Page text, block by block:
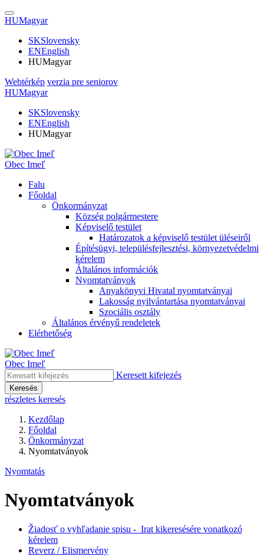
HUMagyar
SKSlovensky
ENEnglish
HUMagyar
Webtérkép verzia pre seniorov
HUMagyar
SKSlovensky
ENEnglish
HUMagyar
Obec Imeľ
Falu
Főoldal
Önkormányzat
Község polgármestere
Képviselő testület
Határozatok a képviselő testület üléseiről
Építésügyi, településfejlesztési, környezetvédelmi
kérelem
Általános információk
Nyomtatványok
Anyakönyvi Hivatal nyomtatványai
Lakosság nyilvántartása nyomtatványai
Szociális osztály
Általános érvényű rendeletek
Elérhetőség
Obec Imeľ
Keresett kifejezés
Keresés
részletes keresés
Kezdőlap
Főoldal
Önkormányzat
Nyomtatványok
Nyomtatás
Nyomtatványok
Žiadosť o vyhľadanie spisu - Irat kikeresésére vonatkozó
kérelem
Reverz / Elismervény